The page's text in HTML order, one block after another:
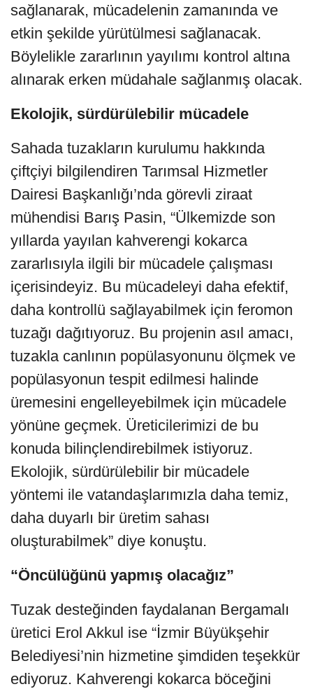
sağlanarak, mücadelenin zamanında ve
etkin şekilde yürütülmesi sağlanacak.
Böylelikle zararlının yayılımı kontrol altına
alınarak erken müdahale sağlanmış olacak.
Ekolojik, sürdürülebilir mücadele
Sahada tuzakların kurulumu hakkında
çiftçiyi bilgilendiren Tarımsal Hizmetler
Dairesi Başkanlığı’nda görevli ziraat
mühendisi Barış Pasin, “Ülkemizde son
yıllarda yayılan kahverengi kokarca
zararlısıyla ilgili bir mücadele çalışması
içerisindeyiz. Bu mücadeleyi daha efektif,
daha kontrollü sağlayabilmek için feromon
tuzağı dağıtıyoruz. Bu projenin asıl amacı,
tuzakla canlının popülasyonunu ölçmek ve
popülasyonun tespit edilmesi halinde
üremesini engelleyebilmek için mücadele
yönüne geçmek. Üreticilerimizi de bu
konuda bilinçlendirebilmek istiyoruz.
Ekolojik, sürdürülebilir bir mücadele
yöntemi ile vatandaşlarımızla daha temiz,
daha duyarlı bir üretim sahası
oluşturabilmek” diye konuştu.
“Öncülüğünü yapmış olacağız”
Tuzak desteğinden faydalanan Bergamalı
üretici Erol Akkul ise “İzmir Büyükşehir
Belediyesi’nin hizmetine şimdiden teşekkür
ediyoruz. Kahverengi kokarca böceğini